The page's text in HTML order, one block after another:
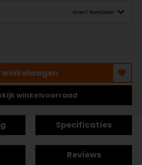
direct leverbaar
winkelwagen
winkelvoorraad
Specificaties
Reviews